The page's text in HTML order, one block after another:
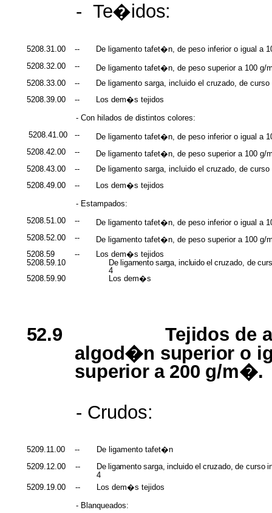
- Te�idos:
5208.31.00 --
De ligamento tafet�n, de peso inferior o igual a
5208.32.00
--
De ligamento tafet�n, de peso superior a 100 g/
5208.33.00
--
De ligamento sarga, incluido el cruzado, de
5208.39.00
-- Los dem�s tejidos
- Con hilados de distintos colores:
5208.41.00 --
De ligamento tafet�n, de peso inferior o igual a
5208.42.00
--
De ligamento tafet�n, de peso superior a 100 g/
5208.43.00
--
De ligamento sarga, incluido el cruzado, de
5208.49.00
-- Los dem�s tejidos
- Estampados:
5208.51.00 --
De ligamento tafet�n, de peso inferior o igual a
5208.52.00
--
De ligamento tafet�n, de peso superior a 100 g/
5208.59
--
Los dem�s tejidos
5208.59.10
De ligamento sarga, incluido el cruzado, de
4
5208.59.90
Los dem�s
52.9 Tejidos de
algod�n superior o
superior a 200 g/m�.
- Crudos:
5209.11.00 --
De ligamento tafet�n
5209.12.00
-- De ligamento sarga, incluido el cruzado, de curso
4
5209.19.00
-- Los dem�s tejidos
- Blanqueados: